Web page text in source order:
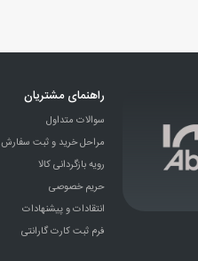
راهنمای مشتریان
سوالات متداول
مراحل خرید و ثبت سفارش
رویه بازگردانی کالا
حریم خصوصی
انتقادات و پيشنهادات
فرم ثبت کارت گارانتی